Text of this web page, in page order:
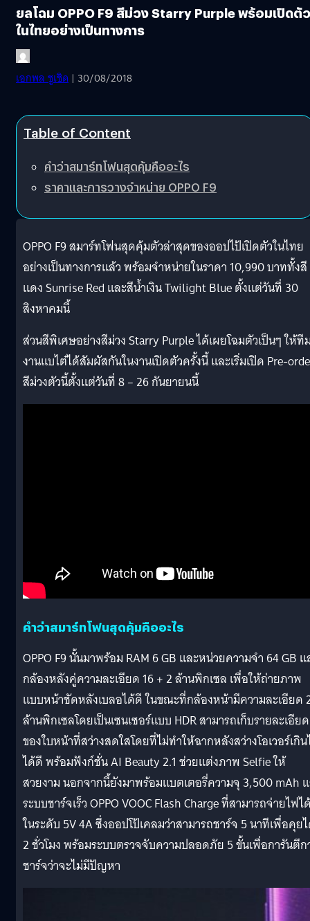
ยลโฉม OPPO F9 สีม่วง Starry Purple พร้อมเปิดตัว
ในไทยอย่างเป็นทางการ
เอกพล ชูเชิด | 30/08/2018
Table of Content
คำว่าสมาร์ทโฟนสุดคุ้มคืออะไร
ราคาและการวางจำหน่าย OPPO F9
OPPO F9 สมาร์ทโฟนสุดคุ้มตัวล่าสุดของออปไป้เปิดตัวในไทย
อย่างเป็นทางการแล้ว พร้อมจำหน่ายในราคา 10,990 บาททั้งสี
แดง Sunrise Red และสีน้ำเงิน Twilight Blue ตั้งแต่วันที่ 30
สิงหาคมนี้
ส่วนสีพิเศษอย่างสีม่วง Starry Purple ได้เผยโฉมตัวเป็นๆ ให้ที
งานแบไต๋ได้สัมผัสกันในงานเปิดตัวครั้งนี้ และเริ่มเปิด Pre-
สีม่วงตัวนี้ตั้งแต่วันที่ 8 – 26 กันยายนนี้
คำว่าสมาร์ทโฟนสุดคุ้มคืออะไร
OPPO F9 นั้นมาพร้อม RAM 6 GB และหน่วยความจำ 64 GB
กล้องหลังคู่ความละเอียด 16 + 2 ล้านพิกเซล เพื่อให้ถ่ายภาพ
แบบหน้าชัดหลังเบลอได้ดี ในขณะที่กล้องหน้ามีความละเอียด
ล้านพิกเซลโดยเป็นเซนเซอร์แบบ HDR สามารถเก็บรายละเอียด
ของใบหน้าที่สว่างสดใสโดยที่ไม่ทำให้ฉากหลังสว่างโอเวอร์เกิ
ได้ดี พร้อมฟังก์ชั่น AI Beauty 2.1 ช่วยแต่งภาพ Selfie ให้
สวยงาม นอกจากนี้ยังมาพร้อมแบตเตอรี่ความจุ 3,500 mAh
ระบบชาร์จเร็ว OPPO VOOC Flash Charge ที่สามารถจ่ายไฟไ
ในระดับ 5V 4A ซึ่งออปโป้เคลมว่าสามารถชาร์จ 5 นาทีเพื่อคุย
2 ชั่วโมง พร้อมระบบตรวจจับความปลอดภัย 5 ขั้นเพื่อการันตีก
ชาร์จว่าจะไม่มีปัญหา